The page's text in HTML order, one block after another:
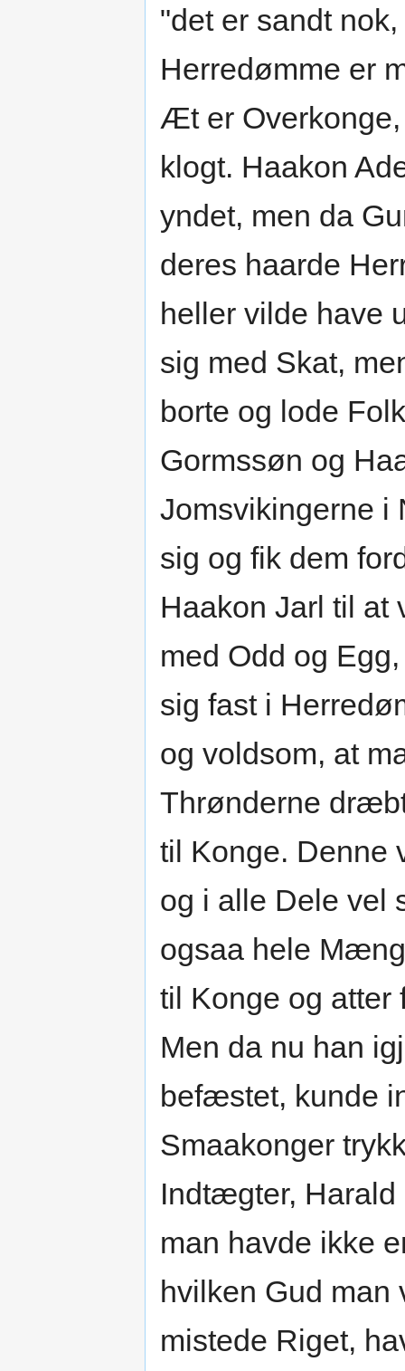
"det er sandt
Herredømme er
Æt er Overkonge,
klogt. Haakon
yndet, men da
deres haarde
heller vilde have
sig med Skat,
borte og lode
Gormssøn og
Jomsvikingerne i
sig og fik dem
Haakon Jarl til at
med Odd og
sig fast i
og voldsom, at
Thrønderne
til Konge. Denne
og i alle Dele vel
ogsaa hele
til Konge og atter
Men da nu han
befæstet, kunde
Smaakonger
Indtægter, Harald
man havde ikke
hvilken Gud man
mistede Riget,